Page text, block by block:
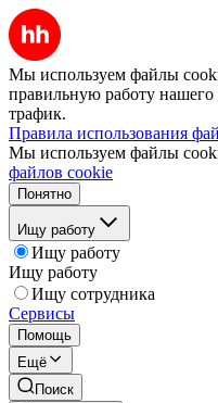
Мы используем файлы
правильную работу нашего
трафик.
Правила использования
Мы используем файлы
файлов cookie
Понятно
Ищу работу
Ищу работу
Ищу работу
Ищу сотрудника
Сервисы
Помощь
Ещё
Поиск